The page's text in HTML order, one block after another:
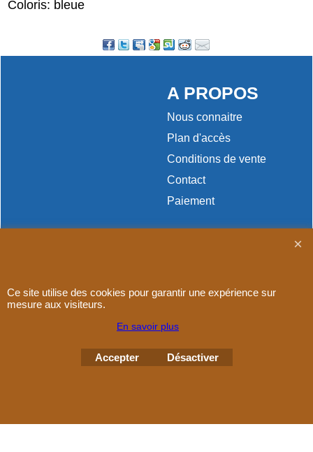
Coloris: bleue
A PROPOS
Nous connaitre
Plan d'accès
Conditions de vente
Contact
Paiement
Boutique en ligne créés
avec le logiciel
Ce site utilise des cookies pour garantir une expérience sur
mesure aux visiteurs.
En savoir plus
Accepter Désactiver